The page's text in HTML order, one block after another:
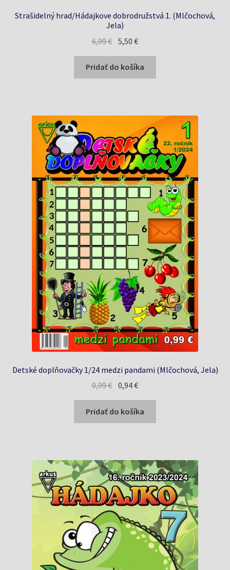
Strašidelný hrad/Hádajkove dobrodružstvá 1. (Mlčochová,
Jela)
6,99€ Pôvodná
bola:
6,99 €.
5,50€Aktuálna
je:
5,50 €.
Pridať do košíka
Detské doplňovačky 1/24 medzi pandami (Mlčochová, Jela)
0,99€ Pôvodná
cena
bola:
0,99 €.
0,94€Aktuálna
cena
je:
0,94 €.
Pridať do košíka